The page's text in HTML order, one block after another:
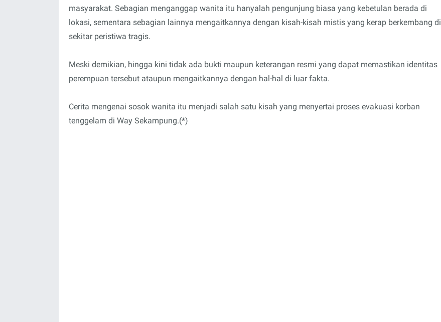
masyarakat. Sebagian menganggap wanita itu hanyalah pengunjung biasa yang kebetulan berada di
lokasi, sementara sebagian lainnya mengaitkannya dengan kisah-kisah mistis yang kerap berkembang di
sekitar peristiwa tragis.
Meski demikian, hingga kini tidak ada bukti maupun keterangan resmi yang dapat memastikan identitas
perempuan tersebut ataupun mengaitkannya dengan hal-hal di luar fakta.
Cerita mengenai sosok wanita itu menjadi salah satu kisah yang menyertai proses evakuasi korban
tenggelam di Way Sekampung.(*)